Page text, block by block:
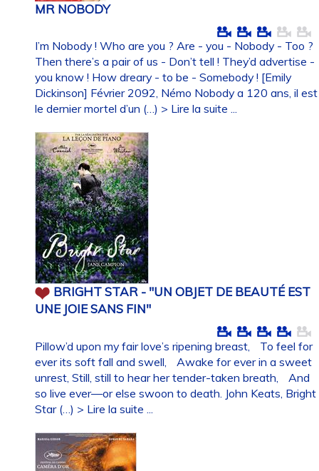
MR NOBODY
I’m Nobody ! Who are you ? Are - you - Nobody - Too ?
Then there’s a pair of us - Don’t tell ! They’d advertise -
you know ! How dreary - to be - Somebody ! [Emily
Dickinson] Février 2092, Némo Nobody a 120 ans, il est
le dernier mortel d’un (…) > Lire la suite ...
BRIGHT STAR - "UN OBJET DE BEAUTÉ EST
UNE JOIE SANS FIN"
Pillow’d upon my fair love’s ripening breast, To feel for
ever its soft fall and swell, Awake for ever in a sweet
unrest, Still, still to hear her tender-taken breath, And
so live ever—or else swoon to death. John Keats, Bright
Star (…) > Lire la suite ...